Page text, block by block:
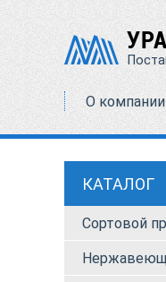
О компании
КАТАЛОГ
Сортовой